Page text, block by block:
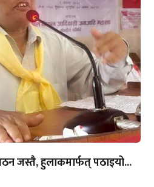
जस्तै, हुलाकमार्फत् पठाइयो...